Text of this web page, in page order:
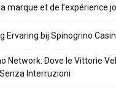
marque et de l’expérience
Ervaring bij Spinogrino
Network: Dove le Vittorie
Interruzioni